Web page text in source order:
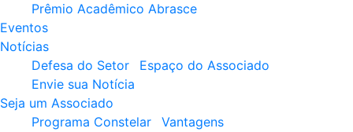
Prêmio Acadêmico Abrasce
Eventos
Notícias
Defesa do Setor
Espaço do Associado
Envie sua Notícia
Seja um Associado
Programa Constelar
Vantagens